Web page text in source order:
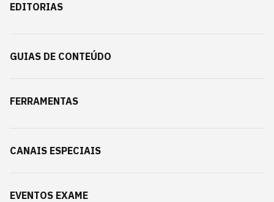
EDITORIAS
GUIAS DE CONTEÚDO
FERRAMENTAS
CANAIS ESPECIAIS
EVENTOS EXAME